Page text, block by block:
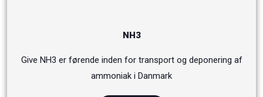
NH3
Give NH3 er førende inden for transport og deponering af
ammoniak i Danmark